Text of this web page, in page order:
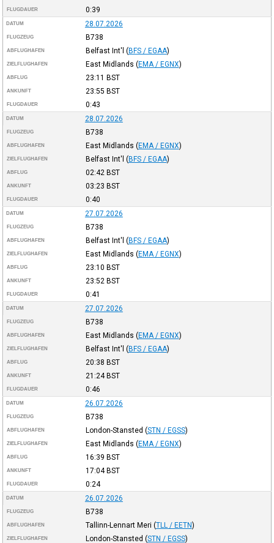
FLUGDAUER 0:39
DATUM 28.07.2026
FLUGZEUG B738
ABFLUGHAFEN Belfast Int'l (BFS / EGAA)
ZIELFLUGHAFEN East Midlands (EMA / EGNX)
ABFLUG 23:11 BST
ANKUNFT 23:55 BST
FLUGDAUER 0:43
DATUM 28.07.2026
FLUGZEUG B738
ABFLUGHAFEN East Midlands (EMA / EGNX)
ZIELFLUGHAFEN Belfast Int'l (BFS / EGAA)
ABFLUG 02:42 BST
ANKUNFT 03:23 BST
FLUGDAUER 0:40
DATUM 27.07.2026
FLUGZEUG B738
ABFLUGHAFEN Belfast Int'l (BFS / EGAA)
ZIELFLUGHAFEN East Midlands (EMA / EGNX)
ABFLUG 23:10 BST
ANKUNFT 23:52 BST
FLUGDAUER 0:41
DATUM 27.07.2026
FLUGZEUG B738
ABFLUGHAFEN East Midlands (EMA / EGNX)
ZIELFLUGHAFEN Belfast Int'l (BFS / EGAA)
ABFLUG 20:38 BST
ANKUNFT 21:24BST
FLUGDAUER 0:46
DATUM 26.07.2026
FLUGZEUG B738
ABFLUGHAFEN London-Stansted (STN / EGSS)
ZIELFLUGHAFEN East Midlands (EMA / EGNX)
ABFLUG 16:39 BST
ANKUNFT 17:04BST
FLUGDAUER 0:24
DATUM 26.07.2026
FLUGZEUG B738
ABFLUGHAFEN Tallinn-Lennart Meri (TLL / EETN)
ZIELFLUGHAFEN London-Stansted (STN / EGSS)